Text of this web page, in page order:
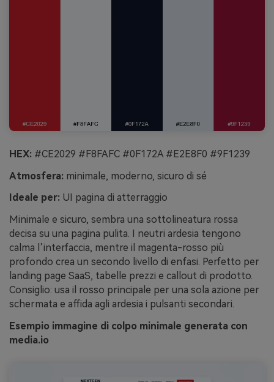
HEX: #CE2029 #F8FAFC #0F172A #E2E8F0 #9F1239
Atmosfera: minimale, moderno, sicuro di sé
Ideale per: UI pagina di atterraggio
Minimale e sicuro, sembra una sottolineatura rossa
decisa su una pagina pulita. I neutri ardesia tengono
calma l’interfaccia, mentre il magenta-rosso più
profondo crea un secondo livello di enfasi. Perfetto per
landing page SaaS, tabelle prezzi e callout di prodotto.
Consiglio: usa il rosso principale per una sola azione per
schermata e affida agli ardesia i pulsanti secondari.
Esempio immagine di colpo minimale generata con
media.io